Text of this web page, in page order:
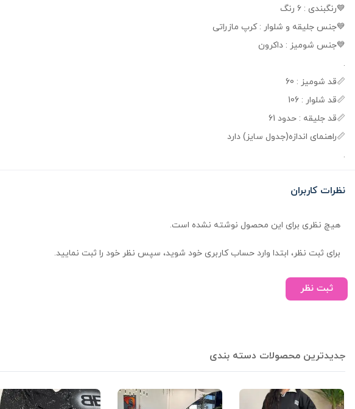
💙رنگبندی : 6 رنگ
💙جنس جلیقه و شلوار : کرپ مازراتی
💙جنس شومیز : داکرون
.
📏قد شومیز : 60
📏قد شلوار : 106
📏قد جلیقه : حدود 61
📏راهنمای اندازه(جدول سایز) دارد
.
نظرات کاربران
هیچ نظری برای این محصول نوشته نشده است.
برای ثبت نظر، ابتدا وارد حساب کاربری خود شوید، سپس نظر خود را ثبت نمایید.
ثبت نظر
جدیدترین محصولات دسته بندی